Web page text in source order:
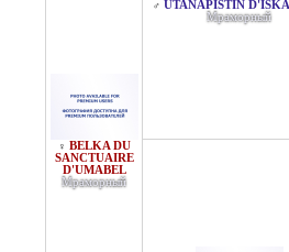
♀ BELKA DU
SANCTUAIRE
D'UMABEL
Мраморный
♂ UTANAPISTIN
Мраморный